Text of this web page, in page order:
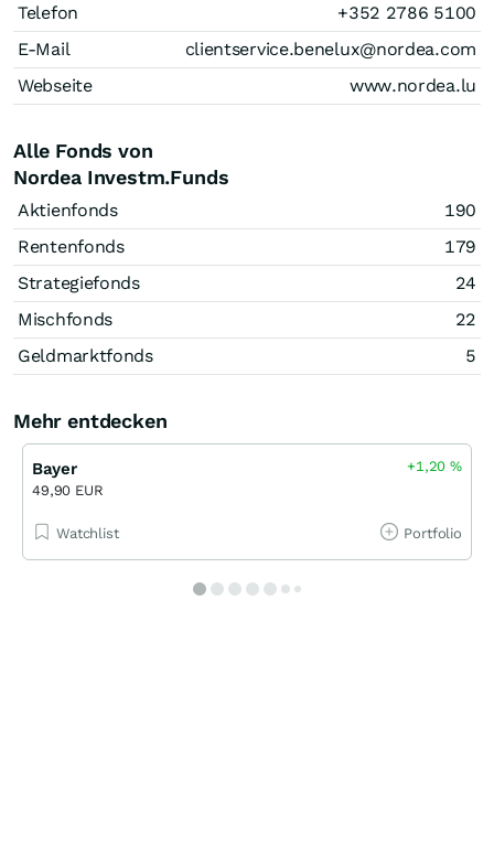
Telefon
+352 2786 5100
E-Mail
clientservice.benelux@nordea.com
Webseite
www.nordea.lu
Alle Fonds von
Nordea Investm.Funds
Aktienfonds
190
Rentenfonds
179
Strategiefonds
24
Mischfonds
22
Geldmarktfonds
5
Mehr entdecken
Bayer
49,90 EUR
+1,20%
Watchlist Portfolio